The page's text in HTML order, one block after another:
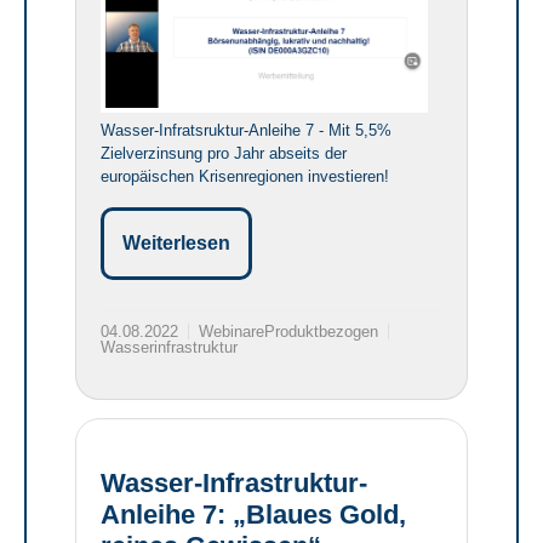
Wasser-Infratsruktur-Anleihe 7 - Mit 5,5%
Zielverzinsung pro Jahr abseits der
europäischen Krisenregionen investieren!
Weiterlesen
04.08.2022
WebinareProduktbezogen
Wasserinfrastruktur
Wasser-Infrastruktur-
Anleihe 7: „Blaues Gold,